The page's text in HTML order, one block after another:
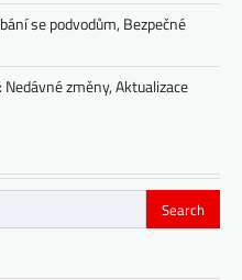
se podvodům, Bezpečné
změny, Aktualizace